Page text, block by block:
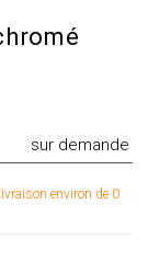
sur demande
environ de 0